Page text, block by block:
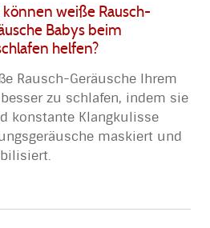
weiße Rausch-
Babys beim
helfen?
Rausch-Geräusche Ihrem
zu schlafen, indem sie
konstante Klangkulisse
maskiert und